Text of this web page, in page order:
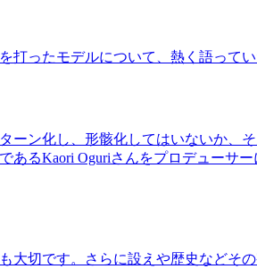
ったモデルについて、熱く語ってい
ーン化し、形骸化してはいないか、
るKaori Oguriさんをプロデューサ
切です。さらに設えや歴史などそ